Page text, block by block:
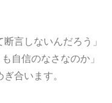
言しないんだろう」
自信のなさなのか」
合います。